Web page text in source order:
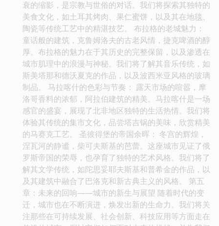
衰的缩影，是宗教与世俗的对话。我们将探索其独特的
美食文化，如土耳其烤肉、果仁蜜饼，以及其在地毯、
陶瓷等传统工艺中的精湛技艺。 布拉格的老城魅力：
童话般的建筑，克鲁姆洛夫的古老风情，捷克啤酒的醇
厚。布拉格的魅力在于其历史的完整保留，以及渗透在
城市肌理中的浪漫与神秘。我们将了解其音乐传统，如
斯美塔那和德沃夏克的作品，以及波西米亚风格的玻璃
制品。 马拉喀什的色彩与节奏： 露天市场的喧嚣，摩
洛哥香料的浓郁，阿拉伯建筑的精美。马拉喀什是一场
感官的盛宴，展现了北非地区独特的生活热情。我们将
体验其传统的集市文化，品尝塔吉锅的美味，欣赏精美
的马赛克工艺。 圣彼得堡的帝国余晖： 冬宫的辉煌，
涅瓦河的静谧，柴可夫斯基的芭蕾。这座城市见证了俄
罗斯帝国的荣辱，也孕育了独特的艺术风格。我们将了
解其文学传统，如陀思妥耶夫斯基和普希金的作品，以
及其建筑中融合了巴洛克和新古典主义的风格。 第五
章：未来的回响——城市的新生与展望 随着时代的变
迁，城市也在不断演进，焕发出新的生命力。我们将关
注那些在可持续发展、社会创新、科技应用等方面走在